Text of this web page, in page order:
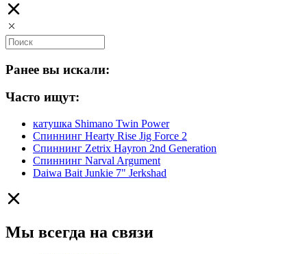
Ранее вы искали:
Часто ищут:
катушка Shimano Twin Power
Спиннинг Hearty Rise Jig Force 2
Спиннинг Zetrix Hayron 2nd Generation
Спиннинг Narval Argument
Daiwa Bait Junkie 7" Jerkshad
Мы всегда на связи